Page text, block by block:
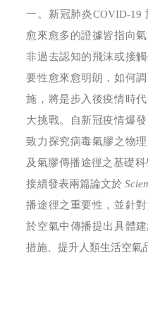
一。新冠肺炎COVID-19
愈來愈多的證據皆指向
非過去認知的飛沫或接
要性愈來愈明朗，如何
施，將是步入後疫情時
大挑戰。自新冠疫情爆
致力探究病毒氣膠之物
及氣膠傳播途徑之基礎
接續發表兩篇論文於
播途徑之重要性，並針
於空氣中傳播提出具體
措施、提升人類生活空氣